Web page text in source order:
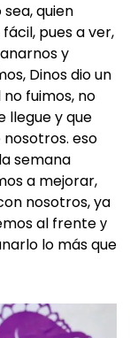
quien
pues a ver,
y
Dinos dio un
fuimos, no
llegue y que
eso
semana
a mejorar,
nosotros, ya
al frente у
lo más que